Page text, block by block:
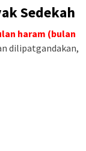
Sedekah
haram (bulan
dilipatgandakan,